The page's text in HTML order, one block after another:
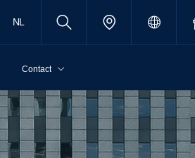
NL
Contact